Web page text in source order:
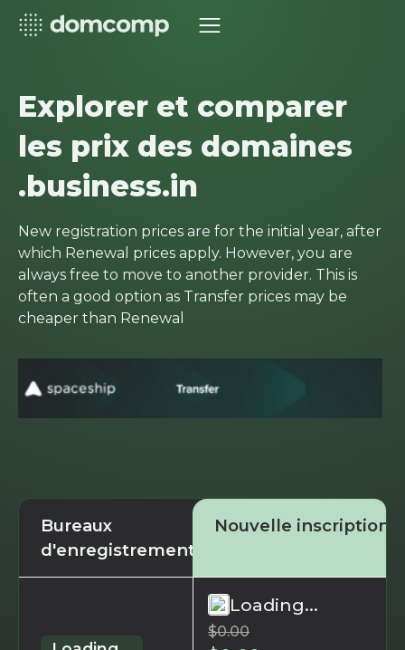
Explorer et comparer
les prix des domaines
.business.in
New registration prices are for the initial year, after
which Renewal prices apply. However, you are
always free to move to another provider. This is
often a good option as Transfer prices may be
cheaper than Renewal
Bureaux
d'enregistrement
Nouvelle inscription
Loading...
$0.00